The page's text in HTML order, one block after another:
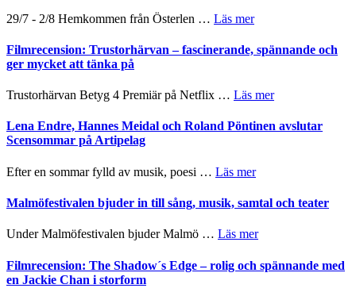
Dana
Scully
en
och
kompott
29/7 - 2/8 Hemkommen från Österlen … Läs merom
Sweden
Jazz
–
I
Delvis
vidsträckta
Filmrecension: Trustorhärvan – fascinerande, spännande och
ger mycket att tänka på
Trustorhärvan Betyg 4 Premiär på Netflix … Läs merom
Trustorhärvan
mycket
Lena Endre, Hannes Meidal och Roland Pöntinen avslutar
Scensommar på Artipelag
Efter en sommar fylld av musik, poesi … Läs merom
Endre,
och
Pöntinen
Malmöfestivalen bjuder in till sång, musik, samtal och teater
Under Malmöfestivalen bjuder Malmö … Läs merom
bjuder
in
Filmrecension: The Shadow´s Edge – rolig och spännande med
en Jackie Chan i storform